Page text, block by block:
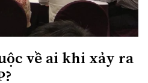
về ai khi xảy ra